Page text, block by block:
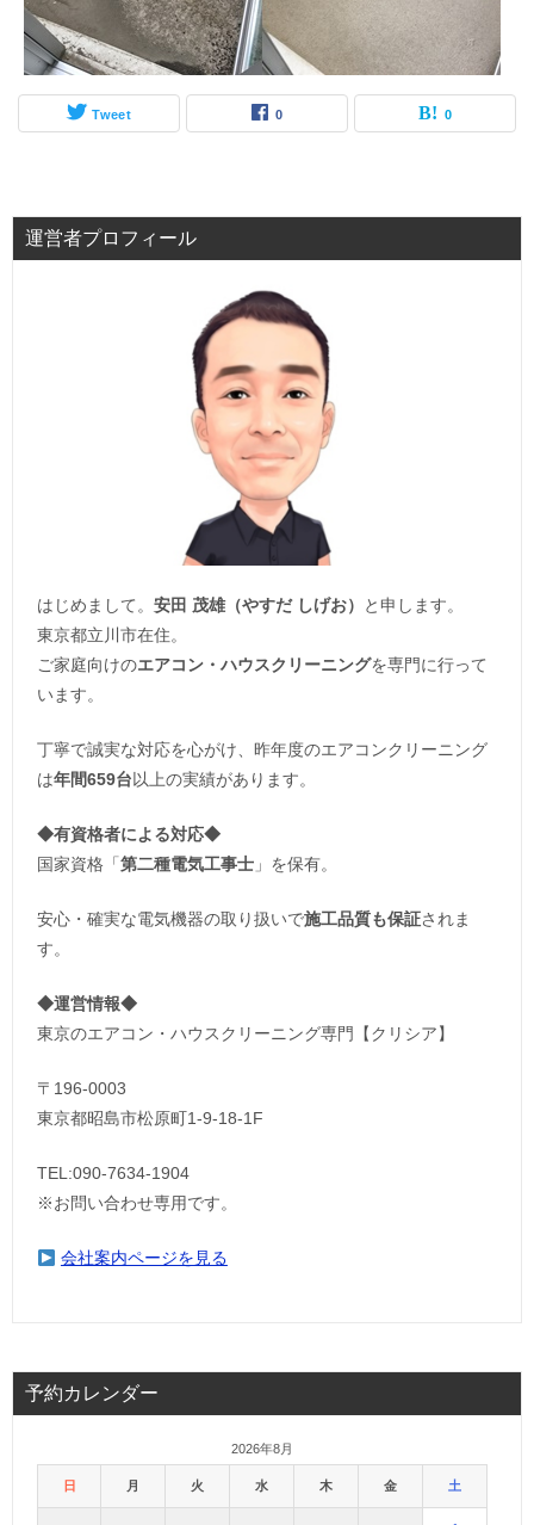
Tweet 0 0
運営者プロフィール
はじめまして。 安田 茂雄（やすだ しげお）
と申します。
東京都立川市在住。
ご家庭向けのエアコン・ハウスクリーニングを専門に行って
います。
丁寧で誠実な対応を心がけ、昨年度のエアコンクリーニング
は年間659台以上の実績があります。
◆有資格者による対応◆
国家資格「 第二種電気工事士 」を保有。
安心・確実な電気機器の取り扱いで施工品質も保証されま
す。
◆運営情報◆
東京のエアコン・ハウスクリーニング専門【クリシア】
〒196-0003
東京都昭島市松原町1-9‐18‐1F
TEL:090-7634-1904
※お問い合わせ専用です。
会社案内ページを見る
予約カレンダー
2026年8月
日 月 火 水 木 金 土